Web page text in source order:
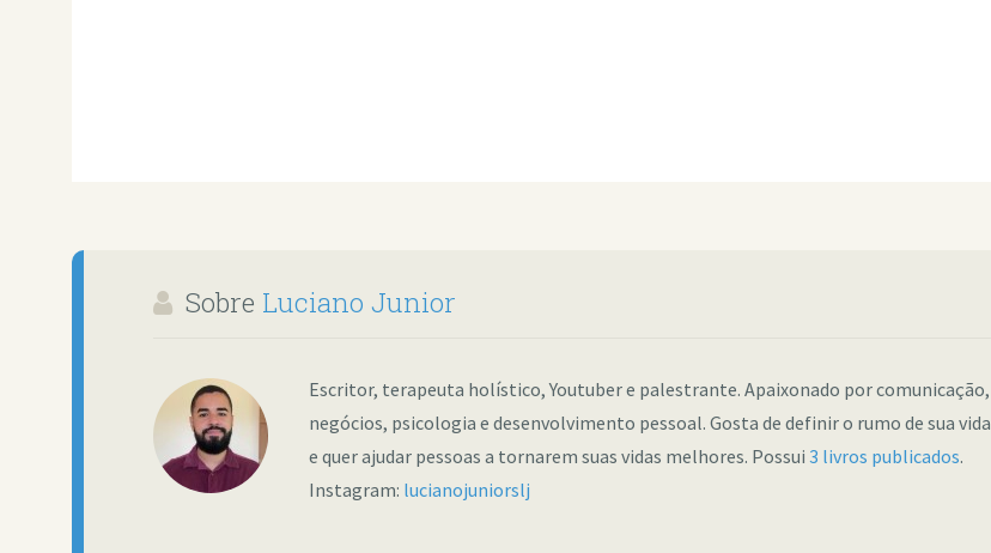
Sobre Luciano Junior
Escritor, terapeuta holístico, Youtuber e palestrante. Apaixonado por comunicação,
negócios, psicologia e desenvolvimento pessoal. Gosta de definir o rumo de sua vida
e quer ajudar pessoas a tornarem suas vidas melhores. Possui 3 livros publicados.
Instagram: lucianojuniorslj